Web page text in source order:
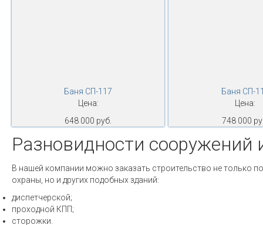
Баня СП-117
Цена:
648 000 руб.
Баня СП-
Цена:
748 000
Разновидности
В нашей компании можно заказать строительство не только
охраны, но и других подобных зданий:
диспетчерской;
проходной КПП;
сторожки.